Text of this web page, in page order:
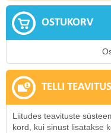
OSTUKORV
TELLI
Liitudes teavituste
kord, kui sinust lisatakse